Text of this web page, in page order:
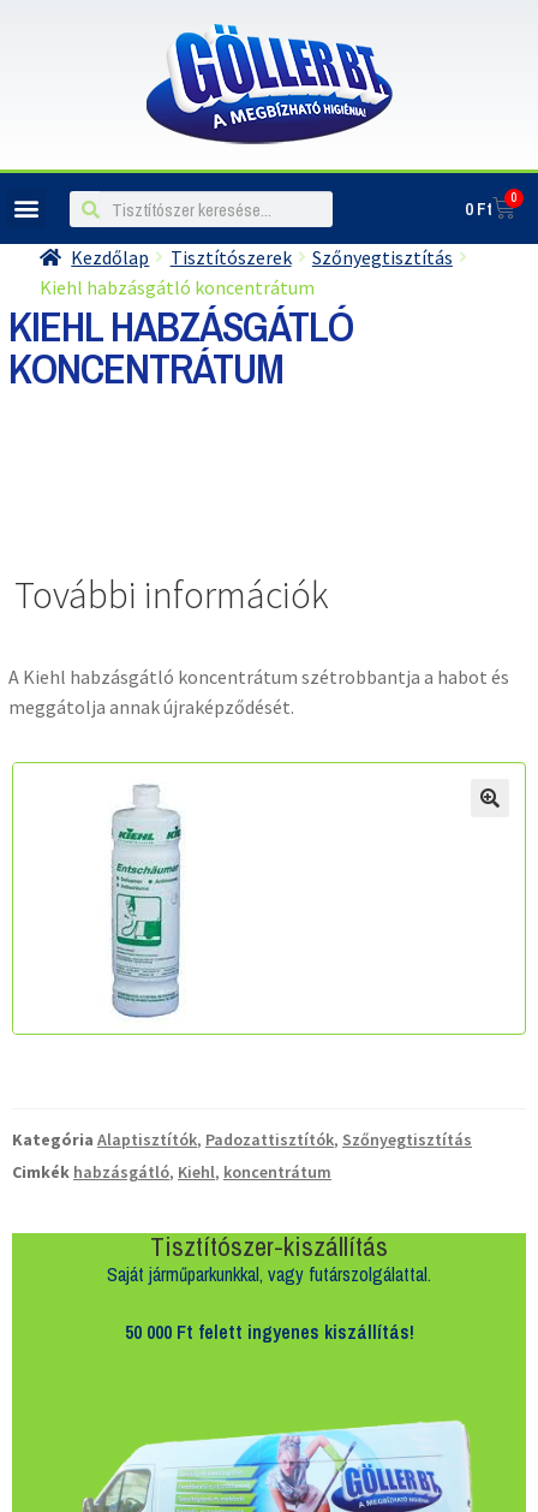
0Ft 0
Kezdőlap Tisztítószerek
Szőnyegtisztítás
Kiehl habzásgátló koncentrátum
KIEHL HABZÁSGÁTLÓ
KONCENTRÁTUM
További információk
A Kiehl habzásgátló koncentrátum szétrobbantja a habot és
meggátolja annak újraképződését.
Kategória Alaptisztítók, Padozattisztítók, Szőnyegtisztítás
Cimkék habzásgátló, Kiehl, koncentrátum
Tisztítószer-kiszállítás
Saját járműparkunkkal, vagy futárszolgálattal.
50 000 Ft felett ingyenes kiszállítás!